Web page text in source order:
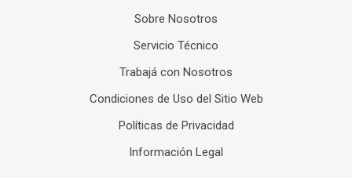
Sobre Nosotros
Servicio Técnico
Trabajá con Nosotros
Condiciones de Uso del Sitio Web
Políticas de Privacidad
Información Legal